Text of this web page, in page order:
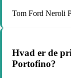
Tom Ford Neroli
Hvad er de
Portofino?